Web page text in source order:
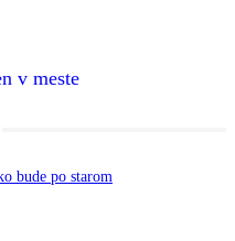
v meste
bude po starom